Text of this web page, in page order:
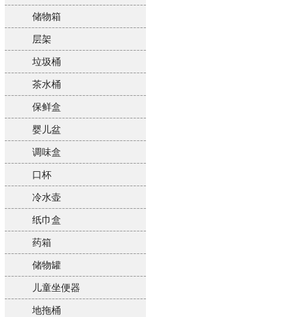
储物箱
层架
垃圾桶
茶水桶
保鲜盒
婴儿盆
调味盒
口杯
冷水壶
纸巾盒
药箱
储物罐
儿童坐便器
地拖桶